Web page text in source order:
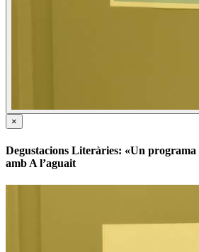
×
Degustacions Literàries: «Un programa
amb A l’aguait